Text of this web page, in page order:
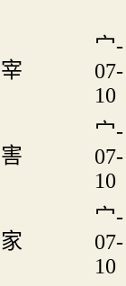
宰
宀-
07-
10
害
宀-
07-
10
家
宀-
07-
10